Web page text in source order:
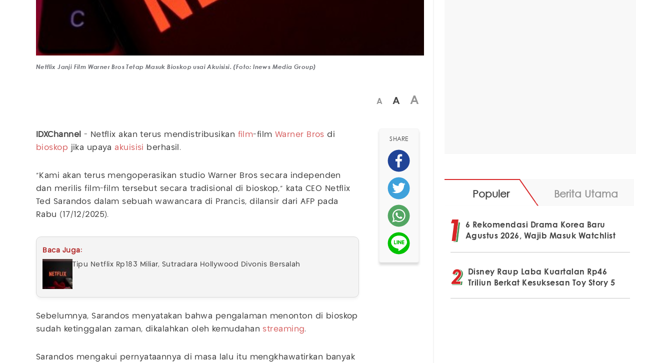
Netflix Janji Film Warner Bros Tetap Masuk Bioskop usai Akuisisi. (Foto: Inews Media Group)
A A A
IDXChannel - Netflix akan terus mendistribusikan film-film Warner Bros di
bioskop jika upayaakuisisi berhasil.
"Kami akan terus mengoperasikan studio Warner Bros secara independen
dan merilis film-film tersebut secara tradisional di bioskop," kata CEO Netflix
Ted Sarandos dalam sebuah wawancara di Prancis, dilansir dari AFP pada
Rabu (17/12/2025).
Baca Juga:
Tipu Netflix Rp183 Miliar, Sutradara Hollywood Divonis Bersalah
Sebelumnya, Sarandos menyatakan bahwa pengalaman menonton di bioskop
sudah ketinggalan zaman, dikalahkan oleh kemudahan streaming.
Sarandos mengakui pernyataannya di masa lalu itu mengkhawatirkan banyak
SHARE
Populer Berita Utama
6 Rekomendasi Drama Korea Baru
Agustus 2026, Wajib Masuk Watchlist
Disney Raup Laba Kuartalan Rp46
Triliun Berkat Kesuksesan Toy Story 5